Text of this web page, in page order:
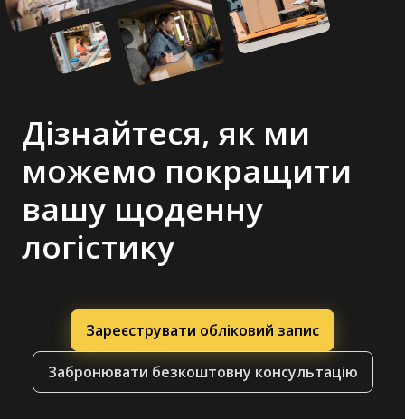
Дізнайтеся, як ми
можемо покращити
вашу щоденну
логістику
Зареєструвати обліковий запис
Забронювати безкоштовну консультацію